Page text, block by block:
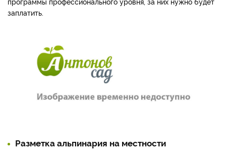
заплатить.
Разметка альпинария на местности